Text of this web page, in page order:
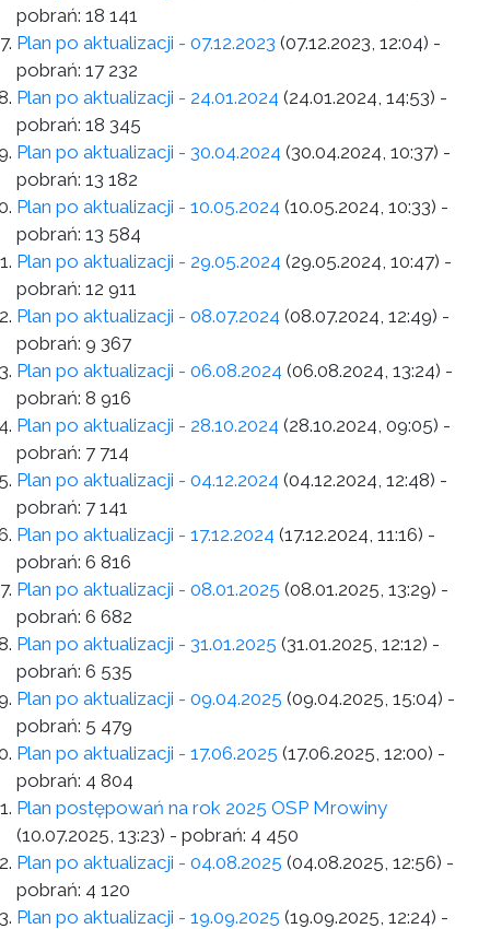
pobrań: 18 141
Plan po aktualizacji - 07.12.2023 (07.12.2023, 12:04) -
pobrań: 17 232
Plan po aktualizacji - 24.01.2024 (24.01.2024, 14:53) -
pobrań: 18 345
Plan po aktualizacji - 30.04.2024 (30.04.2024, 10:37) -
pobrań: 13 182
Plan po aktualizacji - 10.05.2024 (10.05.2024, 10:33) -
pobrań: 13 584
Plan po aktualizacji - 29.05.2024 (29.05.2024, 10:47) -
pobrań: 12 911
Plan po aktualizacji - 08.07.2024 (08.07.2024, 12:49) -
pobrań: 9 367
Plan po aktualizacji - 06.08.2024 (06.08.2024, 13:24) -
pobrań: 8 916
Plan po aktualizacji - 28.10.2024 (28.10.2024, 09:05) -
pobrań: 7 714
Plan po aktualizacji - 04.12.2024 (04.12.2024, 12:48) -
pobrań: 7 141
Plan po aktualizacji - 17.12.2024 (17.12.2024, 11:16) -
pobrań: 6 816
Plan po aktualizacji - 08.01.2025 (08.01.2025, 13:29) -
pobrań: 6 682
Plan po aktualizacji - 31.01.2025 (31.01.2025, 12:12) -
pobrań: 6 535
Plan po aktualizacji - 09.04.2025 (09.04.2025, 15:04) -
pobrań: 5 479
Plan po aktualizacji - 17.06.2025 (17.06.2025, 12:00) -
pobrań: 4 804
Plan postępowań na rok 2025 OSP Mrowiny
(10.07.2025, 13:23) - pobrań: 4 450
Plan po aktualizacji - 04.08.2025 (04.08.2025, 12:56) -
pobrań: 4 120
Plan po aktualizacji - 19.09.2025 (19.09.2025, 12:24) -